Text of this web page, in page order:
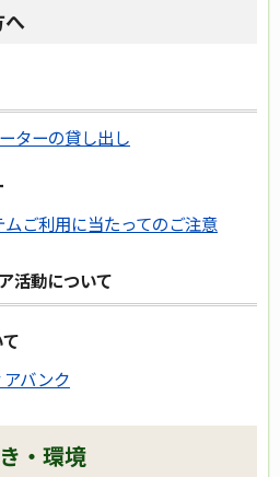
へ
ターの貸し出し
ご利用に当たってのご注意
活動について
バンク
・環境